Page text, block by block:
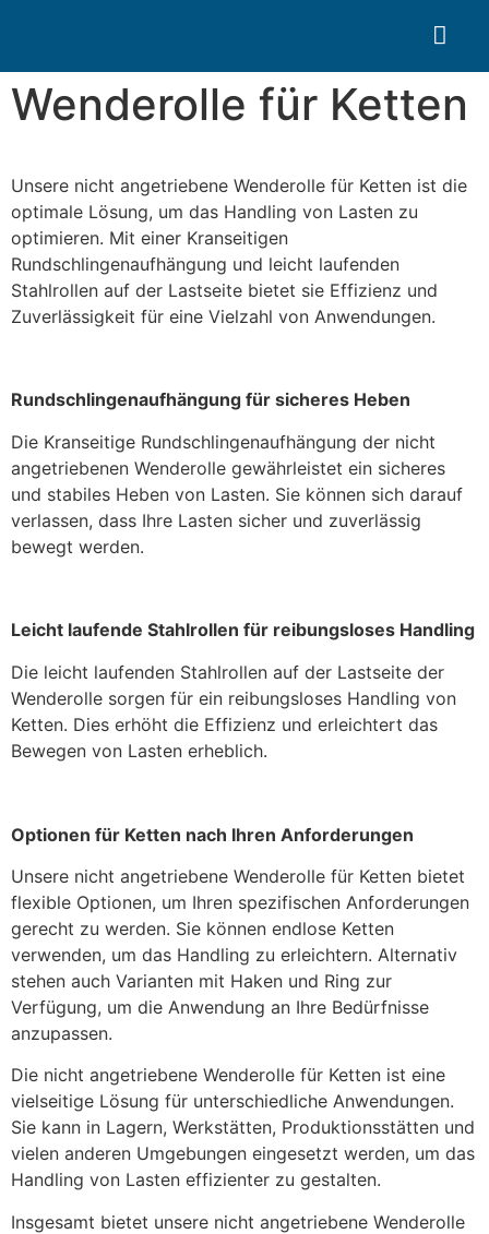
Wenderolle für Ketten
Unsere nicht angetriebene Wenderolle für Ketten ist die
optimale Lösung, um das Handling von Lasten zu
optimieren. Mit einer Kranseitigen
Rundschlingenaufhängung und leicht laufenden
Stahlrollen auf der Lastseite bietet sie Effizienz und
Zuverlässigkeit für eine Vielzahl von Anwendungen.
Rundschlingenaufhängung für sicheres Heben
Die Kranseitige Rundschlingenaufhängung der nicht
angetriebenen Wenderolle gewährleistet ein sicheres
und stabiles Heben von Lasten. Sie können sich darauf
verlassen, dass Ihre Lasten sicher und zuverlässig
bewegt werden.
Leicht laufende Stahlrollen für reibungsloses Handling
Die leicht laufenden Stahlrollen auf der Lastseite der
Wenderolle sorgen für ein reibungsloses Handling von
Ketten. Dies erhöht die Effizienz und erleichtert das
Bewegen von Lasten erheblich.
Optionen für Ketten nach Ihren Anforderungen
Unsere nicht angetriebene Wenderolle für Ketten bietet
flexible Optionen, um Ihren spezifischen Anforderungen
gerecht zu werden. Sie können endlose Ketten
verwenden, um das Handling zu erleichtern. Alternativ
stehen auch Varianten mit Haken und Ring zur
Verfügung, um die Anwendung an Ihre Bedürfnisse
anzupassen.
Die nicht angetriebene Wenderolle für Ketten ist eine
vielseitige Lösung für unterschiedliche Anwendungen.
Sie kann in Lagern, Werkstätten, Produktionsstätten und
vielen anderen Umgebungen eingesetzt werden, um das
Handling von Lasten effizienter zu gestalten.
Insgesamt bietet unsere nicht angetriebene Wenderolle